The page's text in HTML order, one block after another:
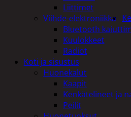
Liittimet
Viihde-elektroniikka
Bluetooth
Kuulokkeet
Radiot
Koti ja sisustus
Huonekalut
Kaapit
Kenkätelineet ja
Peilit